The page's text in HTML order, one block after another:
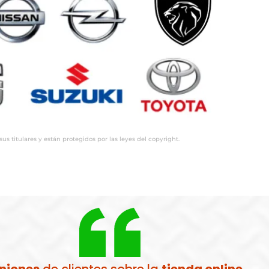
titulares y están protegidos por las leyes del copyright.